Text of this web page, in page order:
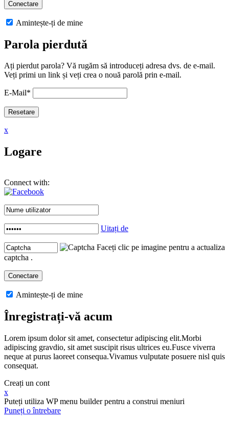
Amintește-ți de mine
Parola pierdută
Ați pierdut parola? Vă rugăm să introduceți adresa dvs. de e-mail.
Veți primi un link și veți crea o nouă parolă prin e-mail.
E-Mail*
x
Logare
Connect with:
Uitați de
Faceți clic pe imagine pentru a actualiza
captcha .
Amintește-ți de mine
Înregistrați-vă acum
Lorem ipsum dolor sit amet, consectetur adipiscing elit.Morbi
adipiscing gravdio, sit amet suscipit risus ultrices eu.Fusce viverra
neque at purus laoreet consequa.Vivamus vulputate posuere nisl quis
consequat.
Creați un cont
x
Puteți utiliza WP menu builder pentru a construi meniuri
Puneți o întrebare